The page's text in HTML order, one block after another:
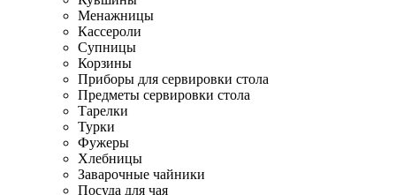
Менажницы
Кассероли
Супницы
Корзины
Приборы для сервировки стола
Предметы сервировки стола
Тарелки
Турки
Фужеры
Хлебницы
Заварочные чайники
Посуда для чая